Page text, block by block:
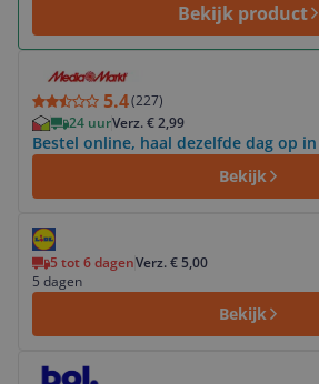
Bekijk product
5.4(227)
24 uurVerz. € 2,99
Bestel online, haal dezelfde dag op
Bekijk
5 tot 6 dagenVerz. € 5,00
5 dagen
Bekijk
Bekijk product
Bekijk product